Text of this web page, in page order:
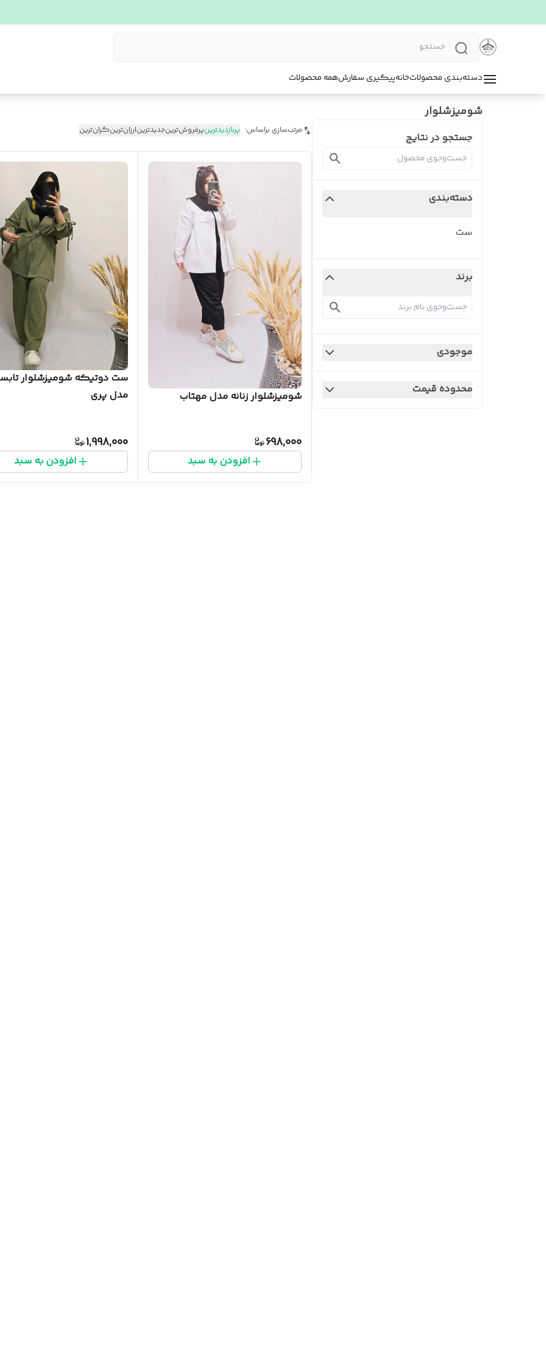
دسته‌بندی محصولاتخانهپیگیری سفارشهمه محصولات
شومیزشلوار
جستجو در نتایج
دسته‌بندی
ست
برند
موجودی
محدوده قیمت
مرتب‌سازی براساس: پربازدیدترینپرفروش‌ترینجدیدترینارزان‌ترینگران‌ترین
شومیزشلوار زنانه مدل مهتاب
698,000
افزودن به سبد
ست دوتیکه شومیزشلوار
مدل پری
1,998,000
افزودن به سبد